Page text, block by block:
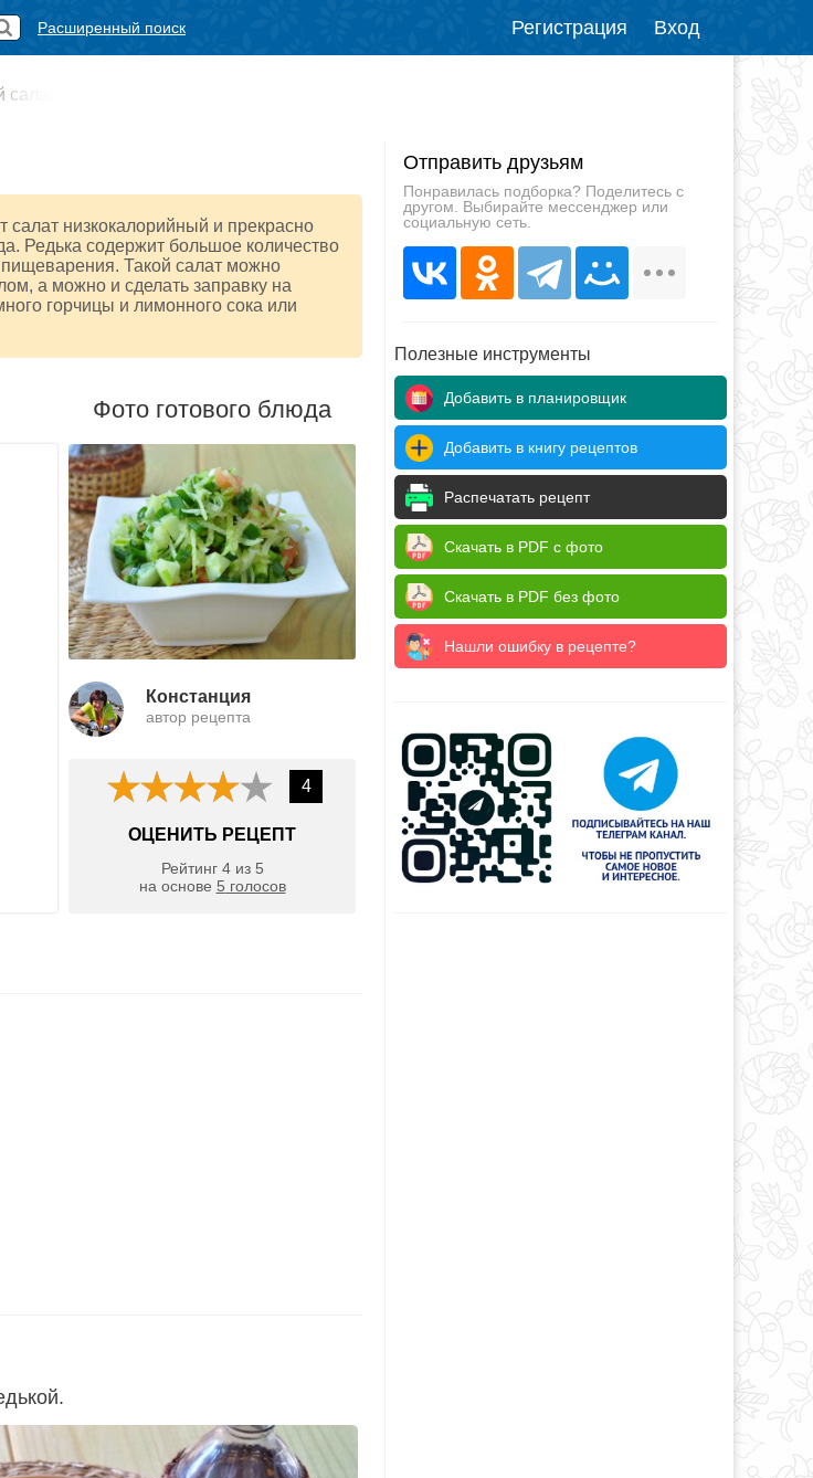
Расширенный поиск Регистрация Вход
низкокалорийный и прекрасно
Редька содержит большое количество
Такой салат можно
а можно и сделать заправку на
горчицы и лимонного сока или
Фото готового блюда
Констанция
автор рецепта
4
ОЦЕНИТЬ РЕЦЕПТ
Рейтинг 4из 5
на основе 5 голосов
Отправить друзьям
Понравилась подборка? Поделитесь с
другом. Выбирайте мессенджер или
социальную сеть.
Полезные инструменты
Добавить в планировщик
Добавить в книгу рецептов
Распечатать рецепт
Скачать в PDF с фото
Скачать в PDF без фото
Нашли ошибку в рецепте?